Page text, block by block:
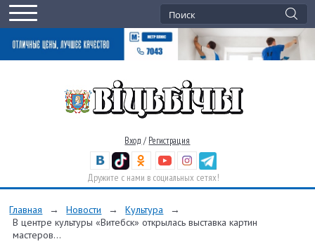
Вход / Регистрация
Дружите с нами в социальных сетях!
Главная → Новости → Культура
→
В центре культуры «Витебск» открылась выставка картин
мастеров...